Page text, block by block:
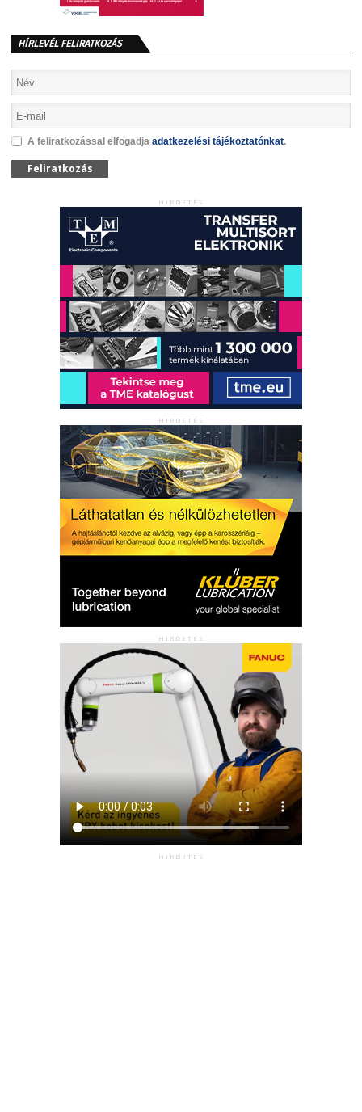
HÍRLEVÉL FELIRATKOZÁS
A feliratkozással elfogadja adatkezelési tájékoztatónkat.
Feliratkozás
HIRDETÉS
HIRDETÉS
HIRDETÉS
HIRDETÉS